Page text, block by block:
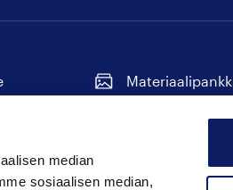
median
sosiaalisen median,